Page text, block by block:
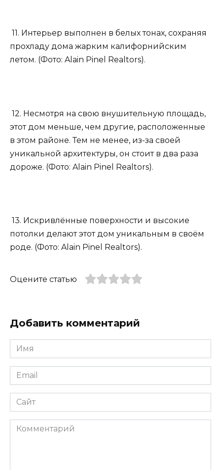
11. Интерьер выполнен в белых тонах, сохраняя
прохладу дома жарким калифорнийским
летом. (Фото: Alain Pinel Realtors).
12. Несмотря на свою внушительную площадь,
этот дом меньше, чем другие, расположенные
в этом районе. Тем не менее, из-за своей
уникальной архитектуры, он стоит в два раза
дороже. (Фото: Alain Pinel Realtors).
13. Искривлённые поверхности и высокие
потолки делают этот дом уникальным в своём
роде. (Фото: Alain Pinel Realtors).
Оцените статью
Добавить комментарий
Имя
*
Email
*
Сайт
Комментарий